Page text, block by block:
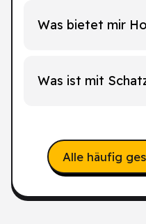
Was bietet mir
Was ist mit
Alle häufig